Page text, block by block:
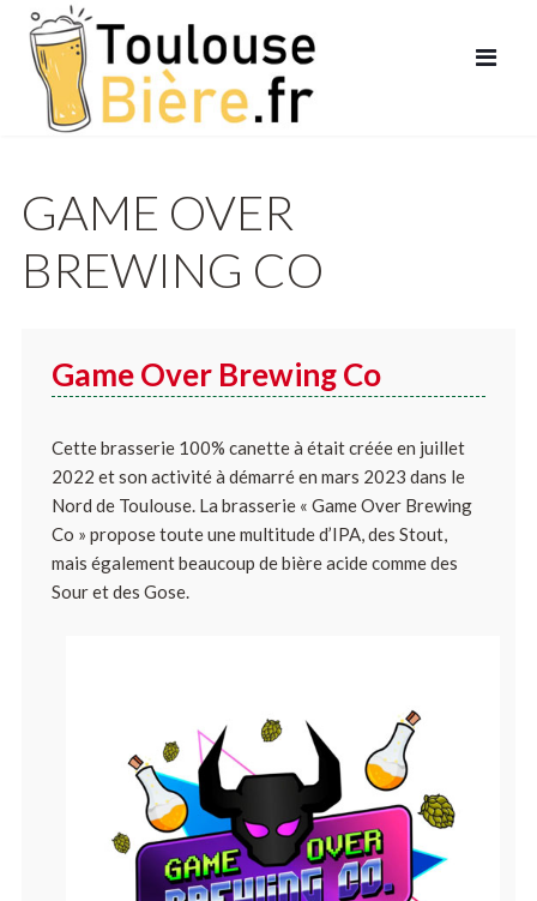
GAME OVER
BREWING CO
Game Over Brewing Co
Cette brasserie 100% canette à était créée en juillet
2022 et son activité à démarré en mars 2023 dans le
Nord de Toulouse. La brasserie « Game Over Brewing
Co » propose toute une multitude d’IPA, des Stout,
mais également beaucoup de bière acide comme des
Sour et des Gose.